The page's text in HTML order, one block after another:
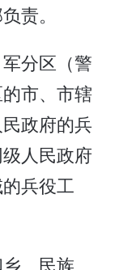
责。
分区（警
市、市辖
政府的兵
人民政府
兵役工
、民族